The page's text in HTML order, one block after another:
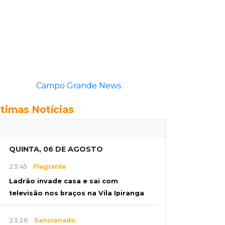
Campo Grande News
Notícias
QUINTA, 06 DE AGOSTO
23:45 Flagrante
Ladrão invade casa e sai com
televisão nos braços na Vila Ipiranga
23:26 Sancionado